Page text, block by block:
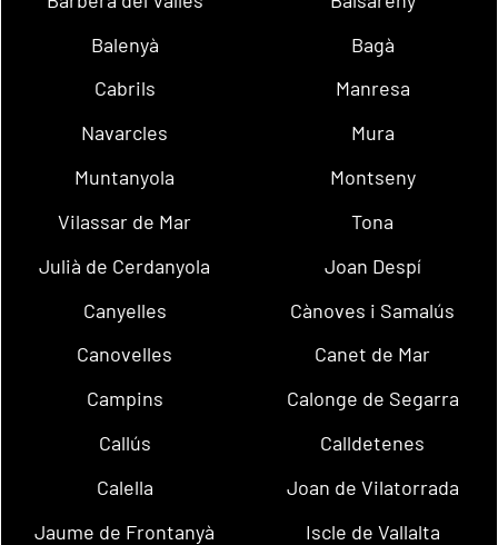
Balenyà
Bagà
Cabrils
Manresa
Navarcles
Mura
Muntanyola
Montseny
Vilassar de Mar
Tona
Julià de Cerdanyola
Joan Despí
Canyelles
Cànoves i Samalús
Canovelles
Canet de Mar
Campins
Calonge de Segarra
Callús
Calldetenes
Calella
Joan de Vilatorrada
Jaume de Frontanyà
Iscle de Vallalta